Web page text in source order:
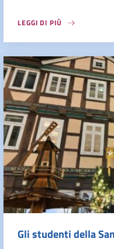
LEGGI DI PIÙ
Gli studenti della